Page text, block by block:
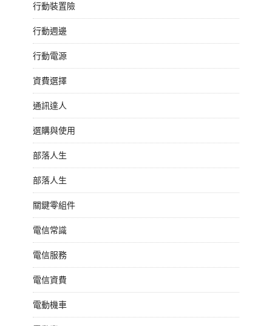
行動裝置險
行動週邊
行動電源
資費選擇
通訊達人
選購與使用
部落人生
部落人生
關鍵零組件
電信常識
電信服務
電信資費
電動機車